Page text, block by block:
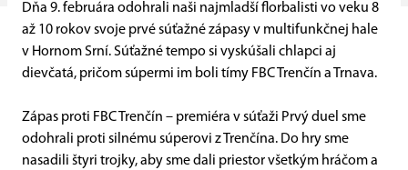
Dňa 9. februára odohrali naši najmladší florbalisti vo veku 8
až 10 rokov svoje prvé súťažné zápasy v multifunkčnej hale
v Hornom Srní. Súťažné tempo si vyskúšali chlapci aj
dievčatá, pričom súpermi im boli tímy FBC Trenčín a Trnava.
Zápas proti FBC Trenčín – premiéra v súťaži Prvý duel sme
odohrali proti silnému súperovi z Trenčína. Do hry sme
nasadili štyri trojky, aby sme dali priestor všetkým hráčom a